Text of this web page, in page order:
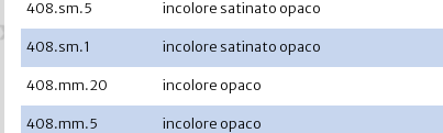
408.sm.5 incolore satinato opaco
408.sm.1 incolore satinato opaco
408.mm.20 incolore opaco
408.mm.5 incolore opaco